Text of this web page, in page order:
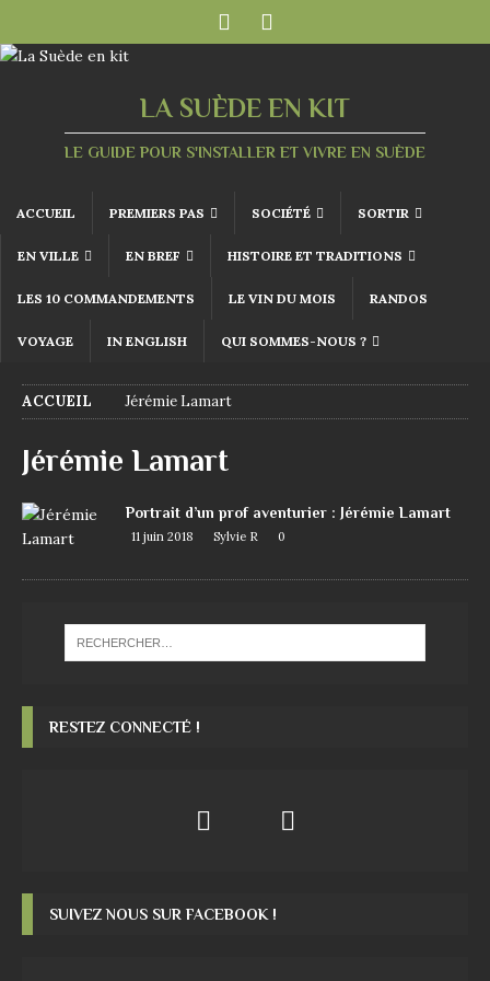
LA SUÈDE EN KIT
LE GUIDE POUR S'INSTALLER ET VIVRE EN SUÈDE
ACCUEIL PREMIERS PAS SOCIÉTÉ SORTIR
EN VILLE EN BREF HISTOIRE ET TRADITIONS
LES 10 COMMANDEMENTS LE VIN DU MOIS RANDOS
VOYAGE IN ENGLISH QUI SOMMES-NOUS ?
ACCUEIL Jérémie Lamart
Jérémie Lamart
Portrait d’un prof aventurier : Jérémie Lamart
11 juin 2018 Sylvie R 0
RESTEZ CONNECTÉ !
SUIVEZ NOUS SUR FACEBOOK !